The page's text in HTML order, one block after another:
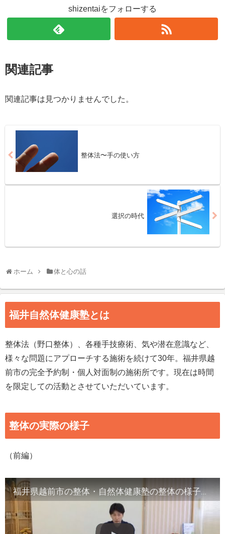
shizentaiをフォローする
関連記事
関連記事は見つかりませんでした。
整体法〜手の使い方
選択の時代
ホーム 体と心の話
福井自然体健康塾とは
整体法（野口整体）、各種手技療術、気や潜在意識など、
様々な問題にアプローチする施術を続けて30年。福井県越
前市の完全予約制・個人対面制の施術所です。現在は時間
を限定しての活動とさせていただいています。
整体の実際の様子
（前編）
福井県越前市の整体・自然体健康塾の整体の様子（1）背骨の観察／骨盤他